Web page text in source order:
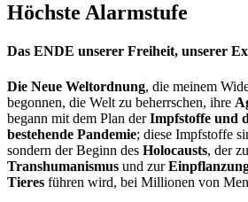
Höchste Alarmstufe
Das ENDE unserer Freiheit, unserer
Die Neue Weltordnung, die meinem
begonnen, die Welt zu beherrschen, ihre
begann mit dem Plan derImpfstoffe und
bestehende Pandemie; diese Impfstoffe
sondern der Beginn des Holocausts, der
Transhumanismus und zur
Tieres führen wird, bei Millionen von